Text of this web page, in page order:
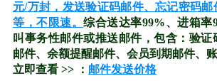
元/万封，发送验证码邮件、忘记密码
等，不限速。综合送达率99%、进箱率
叫事务性邮件或推送邮件，包含：验证
邮件、余额提醒邮件、会员到期邮件、
立即查看 >> ： 邮件发送价格